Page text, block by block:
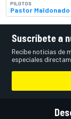
PILOTOS
Pastor Maldonado
Suscríbete a
Recibe noticias de
especiales